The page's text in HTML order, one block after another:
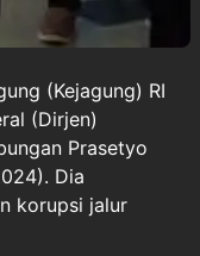
(Kejagung) RI
(Dirjen)
Prasetyo
Dia
korupsi jalur